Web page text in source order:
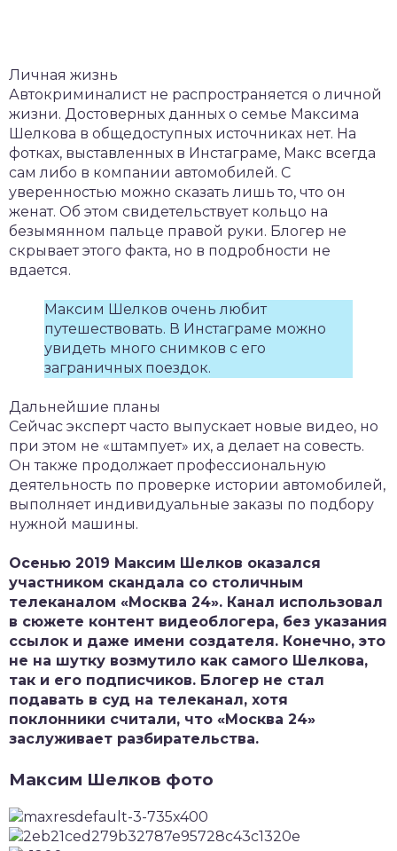
Личная жизнь
Автокриминалист не распространяется о личной
жизни. Достоверных данных о семье Максима
Шелкова в общедоступных источниках нет. На
фотках, выставленных в Инстаграме, Макс всегда
сам либо в компании автомобилей. С
уверенностью можно сказать лишь то, что он
женат. Об этом свидетельствует кольцо на
безымянном пальце правой руки. Блогер не
скрывает этого факта, но в подробности не
вдается.
Максим Шелков очень любит
путешествовать. В Инстаграме можно
увидеть много снимков с его
заграничных поездок.
Дальнейшие планы
Сейчас эксперт часто выпускает новые видео, но
при этом не «штампует» их, а делает на совесть.
Он также продолжает профессиональную
деятельность по проверке истории автомобилей,
выполняет индивидуальные заказы по подбору
нужной машины.
Осенью 2019 Максим Шелков оказался
участником скандала со столичным
телеканалом «Москва 24». Канал использовал
в сюжете контент видеоблогера, без указания
ссылок и даже имени создателя. Конечно, это
не на шутку возмутило как самого Шелкова,
так и его подписчиков. Блогер не стал
подавать в суд на телеканал, хотя
поклонники считали, что «Москва 24»
заслуживает разбирательства.
Максим Шелков фото